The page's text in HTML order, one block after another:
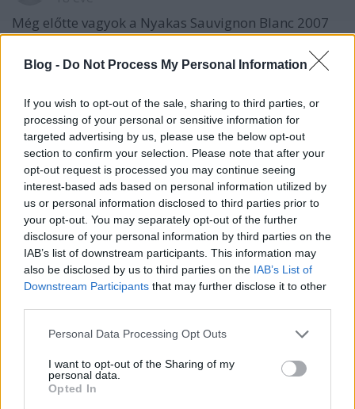
Blog - Do Not Process My Personal Information
If you wish to opt-out of the sale, sharing to third parties, or
processing of your personal or sensitive information for
targeted advertising by us, please use the below opt-out
section to confirm your selection. Please note that after your
opt-out request is processed you may continue seeing
interest-based ads based on personal information utilized by
us or personal information disclosed to third parties prior to
your opt-out. You may separately opt-out of the further
disclosure of your personal information by third parties on the
IAB’s list of downstream participants. This information may
also be disclosed by us to third parties on the IAB’s List of
Downstream Participants that may further disclose it to other
Please note that this website/app uses one or more Google
not limited to your visit or usage behaviour. You may click to
grant or deny consent to Google and its third-party tags to
use your data for below specified purposes in below Google
Personal Data Processing Opt Outs
I want to opt-out of the Sharing of my
personal data.
Opted In
Még előtte vagyok a Nyakas Sauvignon Blanc 2007
kóstolásának, de a 2006-os boruk minden, csak nem
a felmondható lecke szerinti volt. Nekem például
meglepetés volt, mert teljesen eltért a korábbi
maradék cukor egy kicsit (nagyon) zavart. Mivel a
2007 év legalább olyan hőgutás volt, mint a 2006
már előre féltem, hogy megint "sem ilyen-sem
olyan" bor lesz. Idáig ha szomjoltó, könnyed bodza,
csalán, frissen kaszált füvet akartam inni biztos
választás lehetett a Nyakas. Nagyon nem bánom, ha
ezek szerint visszatértek a korábbi stílushoz.
Bármennyire is tudják sokan ezt a stílust Etyek
környékén, és talán izgalmasabb formában is, mint
például Hernyák Laci, vagy Rókusfalvi, vagy akár a
Kovács Ferenc, boraik nehezebben elérhetők a
buBORék
18 éve